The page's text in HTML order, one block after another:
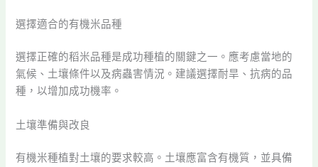
選擇適合的有機米品種
選擇正確的稻米品種是成功種植的關鍵之一。應考慮當地的
氣候、土壤條件以及病蟲害情況。建議選擇耐旱、抗病的品
種，以增加成功機率。
土壤準備與改良
有機米種植對土壤的要求較高。土壤應富含有機質，並具備